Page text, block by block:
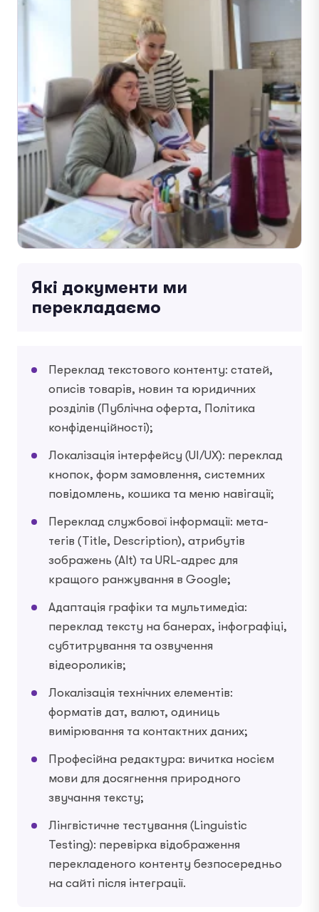
Які документи ми
перекладаємо
Переклад текстового контенту: статей,
описів товарів, новин та юридичних
розділів (Публічна оферта, Політика
конфіденційності);
Локалізація інтерфейсу (UI/UX): переклад
кнопок, форм замовлення, системних
повідомлень, кошика та меню навігації;
Переклад службової інформації: мета-
тегів (Title, Description), атрибутів
зображень (Alt) та URL-адрес для
кращого ранжування в Google;
Адаптація графіки та мультимедіа:
переклад тексту на банерах, інфографіці,
субтитрування та озвучення
відеороликів;
Локалізація технічних елементів:
форматів дат, валют, одиниць
вимірювання та контактних даних;
Професійна редактура: вичитка носієм
мови для досягнення природного
звучання тексту;
Лінгвістичне тестування (Linguistic
Testing): перевірка відображення
перекладеного контенту безпосередньо
на сайті після інтеграції.